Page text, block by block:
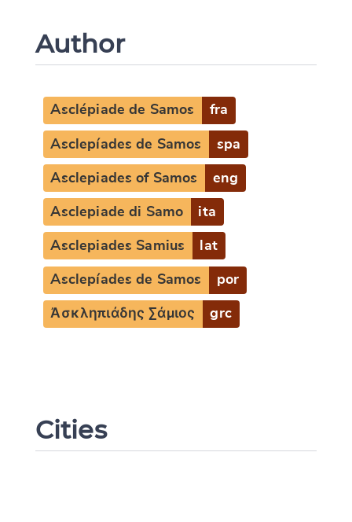
Author
Asclépiade de Samos fra
Asclepíades de Samos spa
Asclepiades of Samos eng
Asclepiade di Samo ita
Asclepiades Samius lat
Asclepíades de Samos por
Ἀσκληπιάδης Σάμιος grc
Cities